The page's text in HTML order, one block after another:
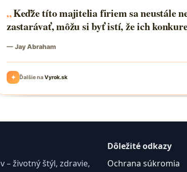
– životný štýl, zdravie,
Dôležité odkazy
Ochrana súkromia